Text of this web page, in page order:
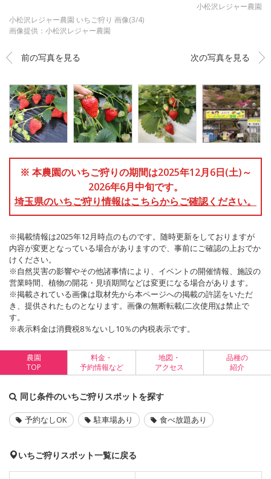
小松沢レジャー農園
小松沢レジャー農園 いちご狩り 画像(3/4)
画像提供：小松沢レジャー農園
前の写真を見る 次の写真を見る
※ 本農園のいちご狩りの期間は2025年12月6日(土)～
2026年6月中旬です。
埼玉県のいちご狩り情報はこちらからご確認ください。
※掲載情報は2025年12月時点のものです。随時更新をしておりますが
内容が変更となっている場合がありますので、事前にご確認の上おでか
けください。
※自然災害の影響やその他諸事情により、イベントの開催情報、施設の
営業時間、植物の開花・見頃期間などは変更になる場合があります。
※掲載されている画像は取材先から本ページへの掲載の許諾をいただ
き、提供されたものとなります。画像の無断転載(二次使用)は禁止で
す。
※表示料金は消費税8％ないし10％の内税表示です。
農園
TOP
料金・
予約情報など
地図・
アクセス
品種の
紹介
同じ条件のいちご狩りスポットを探す
予約なしOK 駐車場あり 食べ放題あり
いちご狩りスポット一覧に戻る